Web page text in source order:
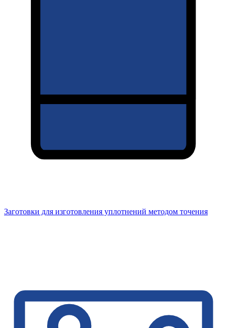
Заготовки для изготовления уплотнений методом точения